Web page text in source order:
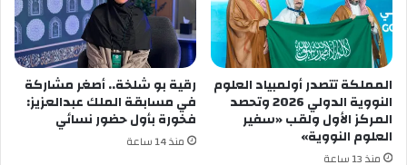
المملكة تتصدر أولمبياد العلوم
النووية الدولي 2026 وتحصد
المركز الأول ولقب «سفير
العلوم النووية»
منذ 13 ساعة
رقية بو شلخة.. أصغر مشاركة
في مسابقة الملك عبدالعزيز:
فخورة بأول حضور نسائي
منذ 14 ساعة